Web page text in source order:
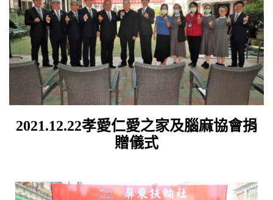
2021.12.22孝愛仁愛之家及腦麻協會捐
贈儀式